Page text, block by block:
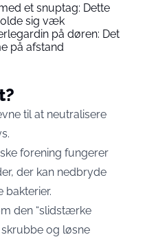
et snuptag: Dette
sig væk
på døren: Det
på afstand
til at neutralisere
forening fungerer
der kan nedbryde
bakterier.
den “slidstærke
og løsne